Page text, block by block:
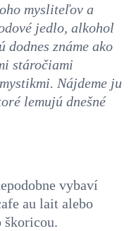
mysliteľov a
jedlo, alkohol
dodnes známe ako
stáročiami
Nájdeme ju
lemujú dnešné
vybaví
au lait alebo
škoricou.